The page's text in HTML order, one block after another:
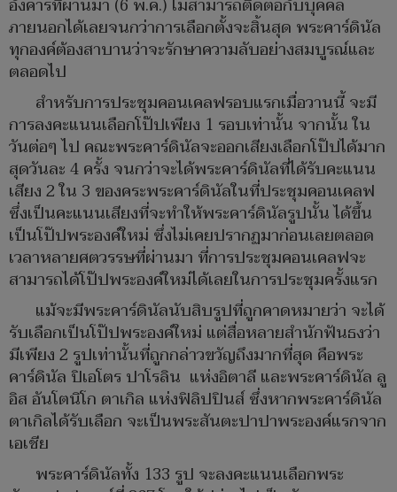
อังคารที่ผ่านมา (6 พ.ค.) ไม่สามารถติดต่อกับบุคคล
ภายนอกได้เลยจนกว่าการเลือกตั้งจะสิ้นสุด พระคาร์ดินัล
ทุกองค์ต้องสาบานว่าจะรักษาความลับอย่างสมบูรณ์และ
ตลอดไป
สำหรับการประชุมคอนเคลฟรอบแรกเมื่อวานนี้ จะมี
การลงคะแนนเลือกโป๊ปเพียง 1 รอบเท่านั้น จากนั้น ใน
วันต่อๆ ไป คณะพระคาร์ดินัลจะออกเสียงเลือกโป๊ปได้มาก
สุดวันละ 4 ครั้ง จนกว่าจะได้พระคาร์ดินัลที่ได้รับคะแนน
เสียง 2 ใน 3 ของคระพระคาร์ดินัลในที่ประชุมคอนเคลฟ
ซึ่งเป็นคะแนนเสียงที่จะทำให้พระคาร์ดินัลรูปนั้น ได้ขึ้น
เป็นโป๊ปพระองค์ใหม่ ซึ่งไม่เคยปรากฏมาก่อนเลยตลอด
เวลาหลายศตวรรษที่ผ่านมา ที่การประชุมคอนเคลฟจะ
สามารถได้โป๊ปพระองค์ใหม่ได้เลยในการประชุมครั้งแรก
แม้จะมีพระคาร์ดินัลนับสิบรูปที่ถูกคาดหมายว่า จะได้
รับเลือกเป็นโป๊ปพระองค์ใหม่ แต่สื่อหลายสำนักฟันธงว่า
มีเพียง 2 รูปเท่านั้นที่ถูกกล่าวขวัญถึงมากที่สุด คือพระ
คาร์ดินัล ปิเอโตร ปาโรลิน แห่งอิตาลี และพระคาร์ดินัล ลู
อิส อันโตนิโก ตาเกิล แห่งฟิลิปปินส์ ซึ่งหากพระคาร์ดินัล
ตาเกิลได้รับเลือก จะเป็นพระสันตะปาปาพระองค์แรกจาก
เอเชีย
พระคาร์ดินัลทั้ง 133 รูป จะลงคะแนนเลือกพระ